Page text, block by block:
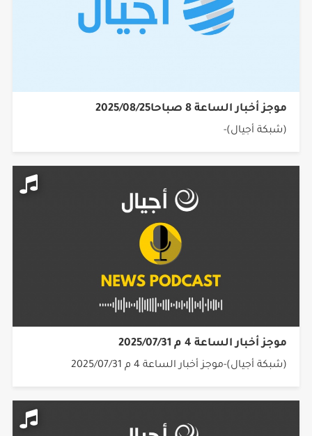
موجز أخبار الساعة 8 صباحا2025/08/25
(شبكة أجيال)-
موجز أخبار الساعة 4 م 2025/07/31
(شبكة أجيال)-موجز أخبار الساعة 4 م 2025/07/31